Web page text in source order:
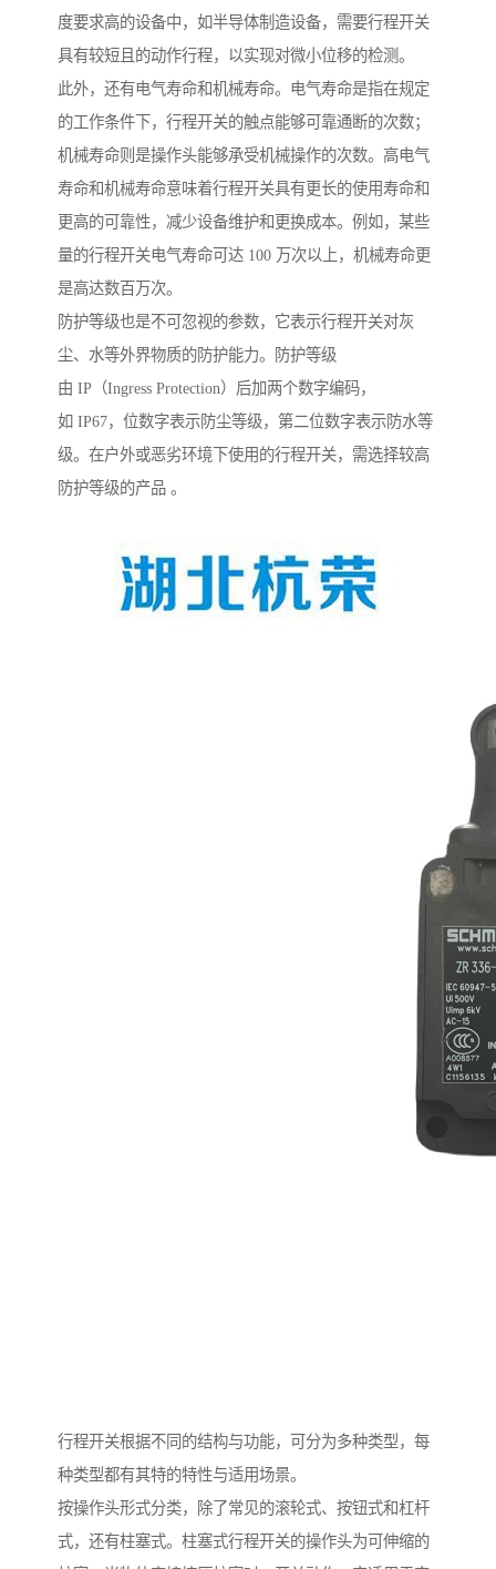
度要求高的设备中，如半导体制造设备，需要行程开关
具有较短且的动作行程，以实现对微小位移的检测。
此外，还有电气寿命和机械寿命。电气寿命是指在规定
的工作条件下，行程开关的触点能够可靠通断的次数；
机械寿命则是操作头能够承受机械操作的次数。高电气
寿命和机械寿命意味着行程开关具有更长的使用寿命和
更高的可靠性，减少设备维护和更换成本。例如，某些
量的行程开关电气寿命可达 100 万次以上，机械寿命更
是高达数百万次。
防护等级也是不可忽视的参数，它表示行程开关对灰
尘、水等外界物质的防护能力。防护等级
由 IP（Ingress Protection）后加两个数字编码，
如 IP67，位数字表示防尘等级，第二位数字表示防水等
级。在户外或恶劣环境下使用的行程开关，需选择较高
防护等级的产品 。
行程开关根据不同的结构与功能，可分为多种类型，每
种类型都有其特的特性与适用场景。
按操作头形式分类，除了常见的滚轮式、按钮式和杠杆
式，还有柱塞式。柱塞式行程开关的操作头为可伸缩的